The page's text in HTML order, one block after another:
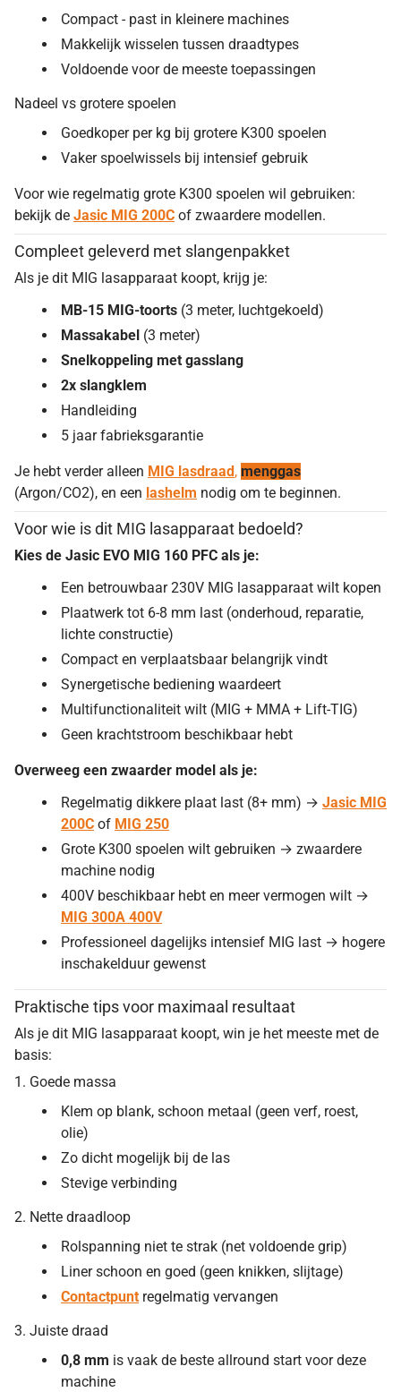
Compact - past in kleinere machines
Makkelijk wisselen tussen draadtypes
Voldoende voor de meeste toepassingen
Nadeel vs grotere spoelen
Goedkoper per kg bij grotere K300 spoelen
Vaker spoelwissels bij intensief gebruik
Voor wie regelmatig grote K300 spoelen wil gebruiken:
bekijk de Jasic MIG 200C of zwaardere modellen.
Compleet geleverd met slangenpakket
Als je dit MIG lasapparaat koopt, krijg je:
MB-15 MIG-toorts (3 meter, luchtgekoeld)
Massakabel (3 meter)
Snelkoppeling met gasslang
2x slangklem
Handleiding
5 jaar fabrieksgarantie
Je hebt verder alleen MIG lasdraad, menggas
(Argon/CO2), en een lashelm nodig om te beginnen.
Voor wie is dit MIG lasapparaat bedoeld?
Kies de Jasic EVO MIG 160 PFC als je:
Een betrouwbaar 230V MIG lasapparaat wilt kopen
Plaatwerk tot 6-8 mm last (onderhoud, reparatie,
lichte constructie)
Compact en verplaatsbaar belangrijk vindt
Synergetische bediening waardeert
Multifunctionaliteit wilt (MIG + MMA + Lift-TIG)
Geen krachtstroom beschikbaar hebt
Overweeg een zwaarder model als je:
Regelmatig dikkere plaat last (8+ mm) → Jasic MIG
200C of MIG 250
Grote K300 spoelen wilt gebruiken → zwaardere
machine nodig
400V beschikbaar hebt en meer vermogen wilt →
MIG 300A 400V
Professioneel dagelijks intensief MIG last → hogere
inschakelduur gewenst
Praktische tips voor maximaal resultaat
Als je dit MIG lasapparaat koopt, win je het meeste met de
basis:
1. Goede massa
Klem op blank, schoon metaal (geen verf, roest,
olie)
Zo dicht mogelijk bij de las
Stevige verbinding
2. Nette draadloop
Rolspanning niet te strak (net voldoende grip)
Liner schoon en goed (geen knikken, slijtage)
Contactpunt regelmatig vervangen
3. Juiste draad
0,8 mm is vaak de beste allround start voor deze
machine